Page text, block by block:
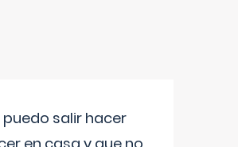
salir hacer